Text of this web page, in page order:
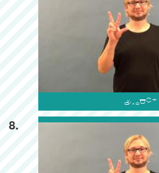

8.